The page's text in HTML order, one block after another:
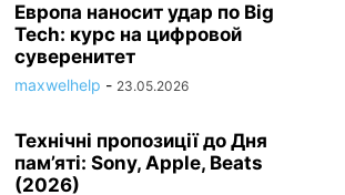
Европа наносит удар по Big
Tech: курс на цифровой
суверенитет
maxwelhelp - 23.05.2026
Технічні пропозиції до Дня
пам’яті: Sony, Apple, Beats
(2026)